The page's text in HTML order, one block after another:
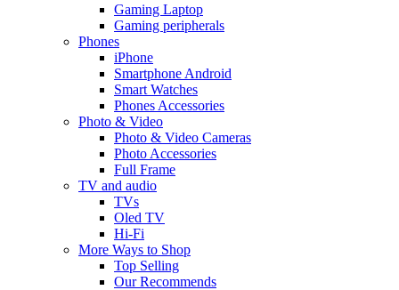
Gaming Laptop
Gaming peripherals
Phones
iPhone
Smartphone Android
Smart Watches
Phones Accessories
Photo & Video
Photo & Video Cameras
Photo Accessories
Full Frame
TV and audio
TVs
Oled TV
Hi-Fi
More Ways to Shop
Top Selling
Our Recommends